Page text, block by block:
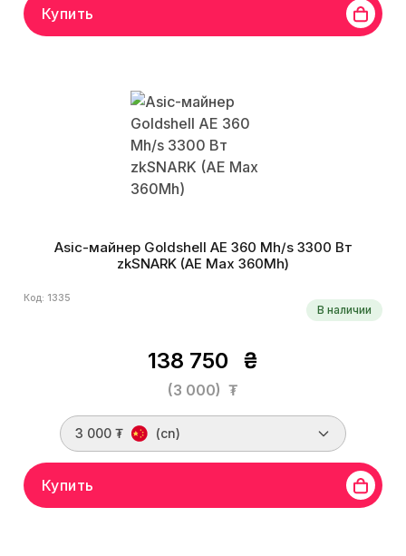
Купить
Asic-майнер Goldshell AE 360 Mh/s 3300 Вт
zkSNARK (AE Max 360Mh)
Код: 1335
В наличии
138 750 ₴
(3 000) ₮
3 000 ₮ (cn)
Купить